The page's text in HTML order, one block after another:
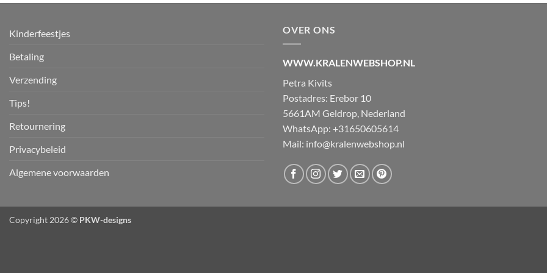
Kinderfeestjes
Betaling
Verzending
Tips!
Retournering
Privacybeleid
Algemene voorwaarden
OVER ONS
WWW.KRALENWEBSHOP.NL
Petra Kivits
Postadres: Erebor 10
5661AM Geldrop, Nederland
WhatsApp: +31650605614
Mail: info@kralenwebshop.nl
Copyright 2026 © PKW-designs